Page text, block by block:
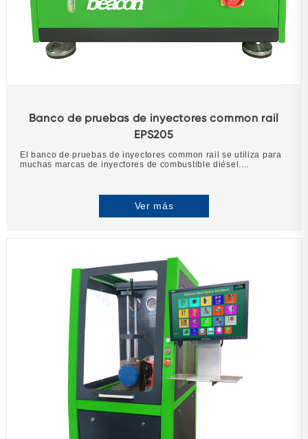
Banco de pruebas de inyectores common rail
EPS205
El banco de pruebas de inyectores common rail se utiliza para
muchas marcas de inyectores de combustible diésel....
Ver más